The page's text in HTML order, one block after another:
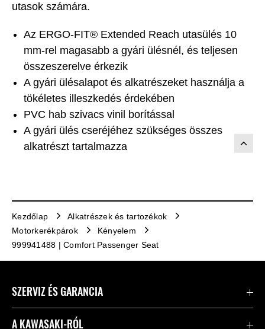
utasok számára.
Az ERGO-FIT® Extended Reach utasülés 10
mm-rel magasabb a gyári ülésnél, és teljesen
összeszerelve érkezik
A gyári ülésalapot és alkatrészeket használja a
tökéletes illeszkedés érdekében
PVC hab szivacs vinil borítással
A gyári ülés cseréjéhez szükséges összes
alkatrészt tartalmazza
Kezdőlap
Alkatrészek és tartozékok
Motorkerékpárok
Kényelem
999941488 | Comfort Passenger Seat
SZERVIZ ÉS GARANCIA
Kapcsolat
A KAWASAKI-RÓL